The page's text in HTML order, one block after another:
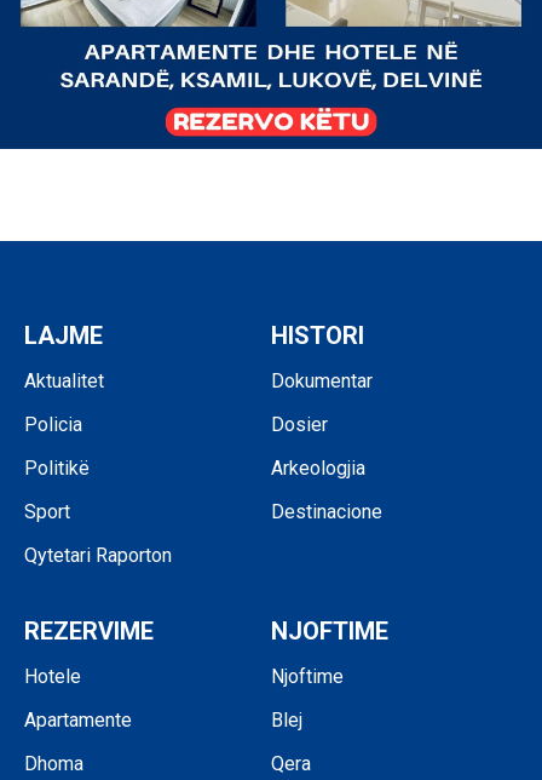
LAJME
Aktualitet
Policia
Politikë
Sport
Qytetari Raporton
HISTORI
Dokumentar
Dosier
Arkeologjia
Destinacione
REZERVIME
Hotele
Apartamente
Dhoma
NJOFTIME
Njoftime
Blej
Qera